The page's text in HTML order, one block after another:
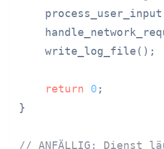
return 0 ;
}
// ANFÄLLIG: Dienst